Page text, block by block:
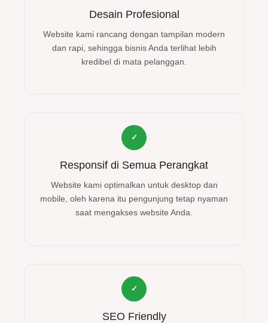
Desain Profesional
Website kami rancang dengan tampilan modern
dan rapi, sehingga bisnis Anda terlihat lebih
kredibel di mata pelanggan.
✓
Responsif di Semua Perangkat
Website kami optimalkan untuk desktop dan
mobile, oleh karena itu pengunjung tetap nyaman
saat mengakses website Anda.
✓
SEO Friendly